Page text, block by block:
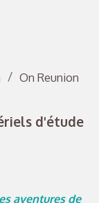
On Reunion
d'étude
aventures de